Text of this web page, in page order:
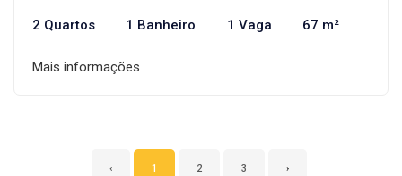
2 Quartos 1 Banheiro 1 Vaga 67 m²
Mais informações
‹ 1 2 3 ›